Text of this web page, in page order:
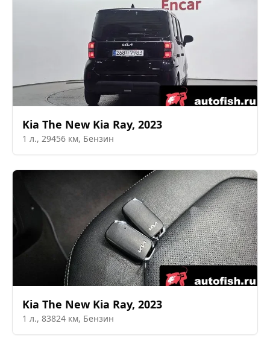
Kia The New Kia Ray, 2023
1 л., 29456 км, Бензин
Kia The New Kia Ray, 2023
1 л., 83824 км, Бензин